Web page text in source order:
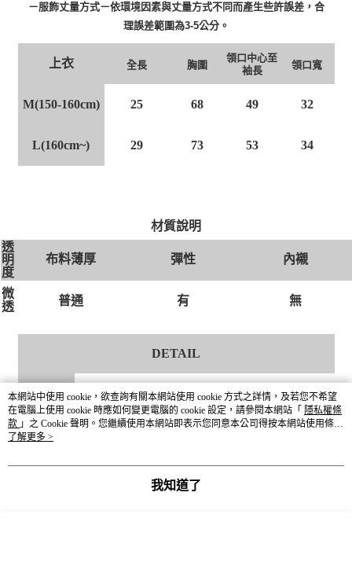
－服飾丈量方式－依環境因素與丈量方式不同而產生些許誤差，合
理誤差範圍為3-5公分。
上衣 全長 胸圍
領口中心至
袖長
領口寬
M(150-160cm) 25 68 49 32
L(160cm~) 29 73 53 34
材質說明
透
明
度
布料薄厚 彈性 內襯
微
透
普通 有 無
DETAIL
貨號 664023
尺寸
00碎花 / 05白 / 09黑
本網站中使用 cookie，欲查詢有關本網站使用 cookie 方式之詳情，及若您不希望
在電腦上使用 cookie 時應如何變更電腦的 cookie 設定，請參閱本網站「 隱私權條
款 」之 Cookie 聲明。您繼續使用本網站即表示您同意本公司得按本網站使用條款
之 Cookie 聲明使用 cookie。
了解更多 >
我知道了